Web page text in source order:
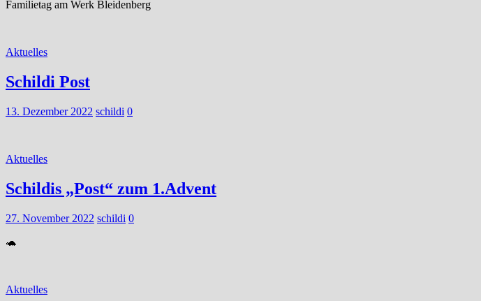
Familietag am Werk Bleidenberg
Aktuelles
Schildi Post
13. Dezember 2022 schildi 0
Aktuelles
Schildis „Post“ zum 1.Advent
27. November 2022 schildi 0
🐢
Aktuelles